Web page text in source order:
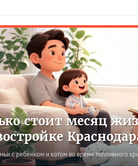
стоит месяц
с ребенком и котом во время топливного